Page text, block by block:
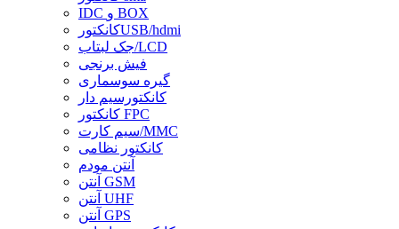
IDC و BOX
کانکتورUSB/hdmi
جک لبتاب/LCD
فیش برنجی
گیره سوسماری
کانکتورسیم دار
کانکتور FPC
سیم کارت/MMC
کانکتور نظامی
آنتن مودم
آنتن GSM
آنتن UHF
آنتن GPS